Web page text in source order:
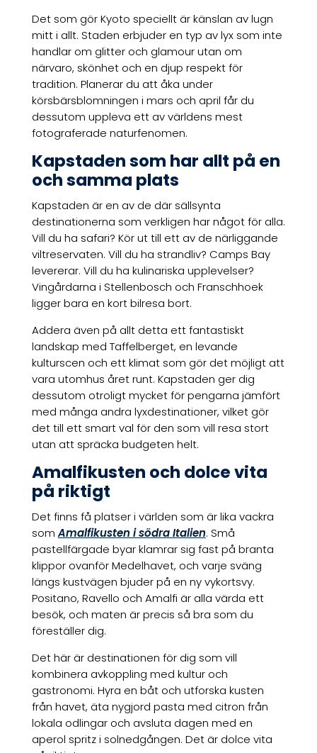
Det som gör Kyoto speciellt är känslan av lugn
mitt i allt. Staden erbjuder en typ av lyx som inte
handlar om glitter och glamour utan om
närvaro, skönhet och en djup respekt för
tradition. Planerar du att åka under
körsbärsblomningen i mars och april får du
dessutom uppleva ett av världens mest
fotograferade naturfenomen.
Kapstaden som har allt på en
och samma plats
Kapstaden är en av de där sällsynta
destinationerna som verkligen har något för alla.
Vill du ha safari? Kör ut till ett av de närliggande
viltreservaten. Vill du ha strandliv? Camps Bay
levererar. Vill du ha kulinariska upplevelser?
Vingårdarna i Stellenbosch och Franschhoek
ligger bara en kort bilresa bort.
Addera även på allt detta ett fantastiskt
landskap med Taffelberget, en levande
kulturscen och ett klimat som gör det möjligt att
vara utomhus året runt. Kapstaden ger dig
dessutom otroligt mycket för pengarna jämfört
med många andra lyxdestinationer, vilket gör
det till ett smart val för den som vill resa stort
utan att spräcka budgeten helt.
Amalfikusten och dolce vita
på riktigt
Det finns få platser i världen som är lika vackra
somAmalfikusten i södra Italien. Små
pastellfärgade byar klamrar sig fast på branta
klippor ovanför Medelhavet, och varje sväng
längs kustvägen bjuder på en ny vykortsvy.
Positano, Ravello och Amalfi är alla värda ett
besök, och maten är precis så bra som du
föreställer dig.
Det här är destinationen för dig som vill
kombinera avkoppling med kultur och
gastronomi. Hyra en båt och utforska kusten
från havet, äta nygjord pasta med citron från
lokala odlingar och avsluta dagen med en
aperol spritz i solnedgången. Det är dolce vita